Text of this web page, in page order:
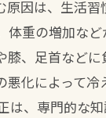
原因は、生活
体重の増加な
膝、足首など
悪化によって
は、専門的な